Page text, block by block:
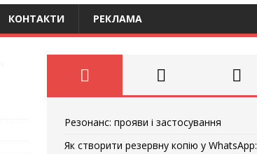
КОНТАКТИ РЕКЛАМА
Резонанс: прояви і застосування
Як створити резервну копію у WhatsApp: